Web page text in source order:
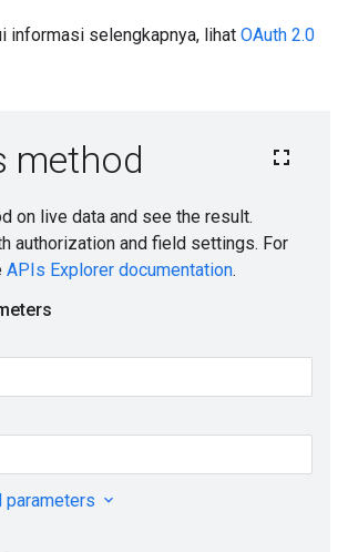
informasi selengkapnya, lihat OAuth 2.0